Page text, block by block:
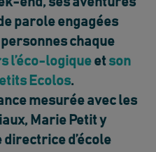
parole engagées
chaque
l’éco-logique et son
Ecolos.
mesurée avec les
Marie Petit y
d’école